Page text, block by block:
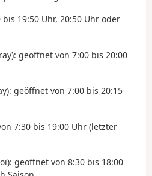
19:50 Uhr, 20:50 Uhr oder
geöffnet von 7:00 bis 20:00
geöffnet von 7:00 bis 20:15
7:30 bis 19:00 Uhr (letzter
geöffnet von 8:30 bis 18:00